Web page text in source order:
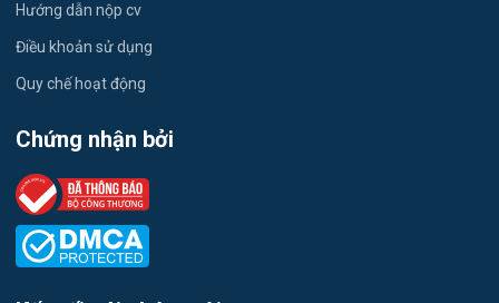
Thu Ngân
showroom Ô Tô
phụ bếp
phục vụ nhà hàng, bar, khách sạn
kỹ thuật chăn nuôi/bác sĩ thú y/nhân viên chăm sóc Farm
Hướng dẫn nộp cv
Điều khoản sử dụng
Quy chế hoạt động
Chứng nhận bởi